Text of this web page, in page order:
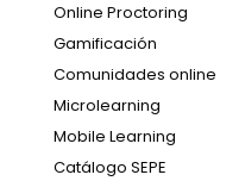
Online Proctoring
Gamificación
Comunidades online
Microlearning
Mobile Learning
Catálogo SEPE